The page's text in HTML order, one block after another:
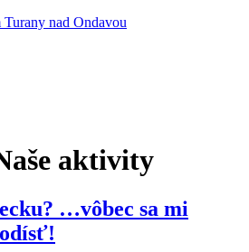
nad Ondavou
aktivity
…vôbec sa mi